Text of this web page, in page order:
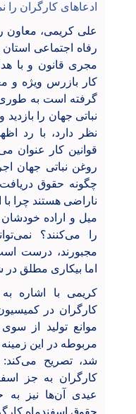
ادعاهای کارگران را
علی کریمی، معاون
رفاه اجتماعی استان
مجری قانون و با
کار بازرس ویژه‌ و
گرفته است به
نباتی جهان را
نظر دارد، با رد
قوانین کار عنوان
چگونه حقوق
ناراضی هستند چرا با
میل و اراده
را می‌کنند؟
مجبورند، درست
اما بیکاری مطلق در
کارگران در
موانع تولید از
مربوطه در این
شد، تصریح
عیدی آن‌ها نیز به